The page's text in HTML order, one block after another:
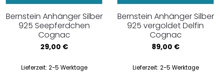
Bernstein Anhänger Silber
925 Seepferdchen
Cognac
29,00 €
Lieferzeit: 2-5 Werktage
Bernstein Anhänger Silber
925 vergoldet Delfin
Cognac
89,00 €
Lieferzeit: 2-5 Werktage